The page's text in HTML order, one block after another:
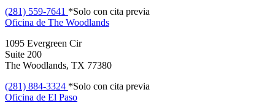
(281) 559-7641 *Solo con cita previa
Oficina de The Woodlands
1095 Evergreen Cir
Suite 200
The Woodlands, TX 77380
(281) 884-3324 *Solo con cita previa
Oficina de El Paso